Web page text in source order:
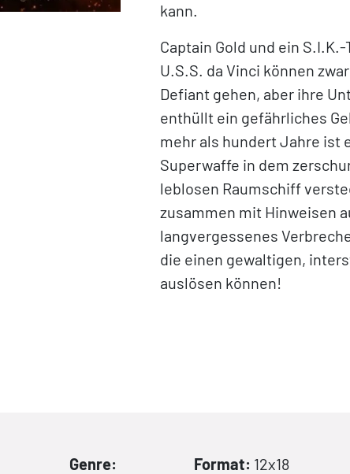
kann.
Captain Gold und ein
U.S.S. da Vinci können
Defiant gehen, aber ihre
enthüllt ein gefährliches
mehr als hundert Jahre ist
Superwaffe in dem
leblosen Raumschiff
zusammen mit Hinweisen
langvergessenes
die einen gewaltigen,
auslösen können!
Genre:
Format: 12x18